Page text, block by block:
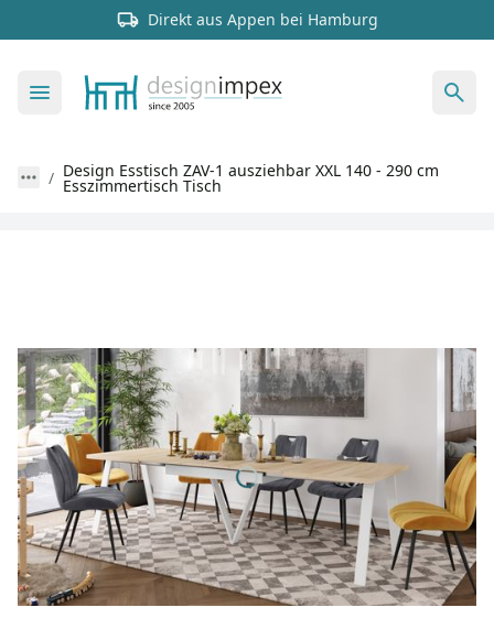
Direkt aus Appen bei Hamburg
Design Esstisch ZAV-1 ausziehbar XXL 140 - 290 cm
Esszimmertisch Tisch